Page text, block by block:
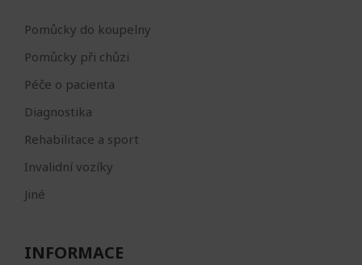
Pomůcky do koupelny
Pomůcky při chůzi
Péče o pacienta
Diagnostika
Rehabilitace a sport
Invalidní vozíky
Jiné
INFORMACE